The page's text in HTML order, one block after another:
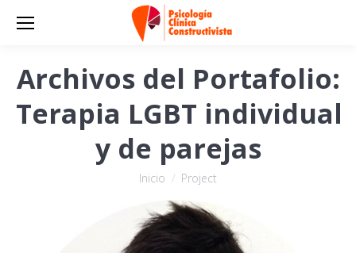
Archivos del Portafolio:
Terapia LGBT individual
y de parejas
Estás aquí:
Inicio Project